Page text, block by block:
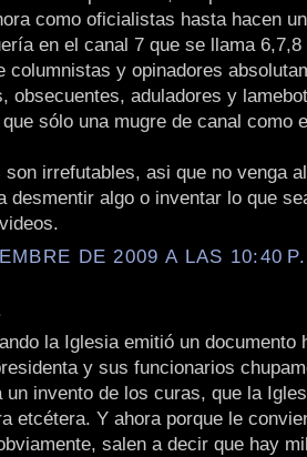
como oficialistas hasta hacen
en el canal 7 que se llama
columnistas y opinadores
obsecuentes, aduladores y
sólo una mugre de canal como
irrefutables, asi que no venga
desmentir algo o inventar lo que
DE 2009 A LAS 10:40
la Iglesia emitió un documento
y sus funcionarios
un invento de los curas, que la
etcétera. Y ahora porque le
salen a decir que hay